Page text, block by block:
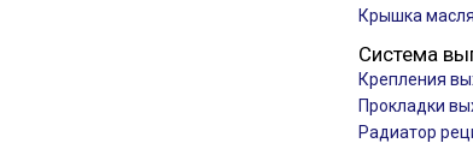
Крышка
Система
Крепления
Прокладки
Радиатор